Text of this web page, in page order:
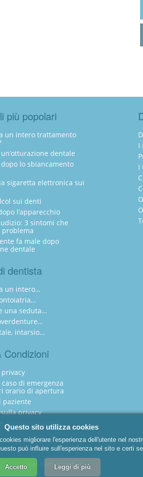
I
I
più popolari
un intero trattamento
dentale
lo sbiancamento
sigaretta elettronica sui
sui denti
l’apparecchio
3 sintomi che
fa male dopo
dentale
dentista
un intero…
una seduta…
intarsio…
Condizioni
di emergenza
orario di apertura
paziente
privacy
e appuntamento
Italian Dentist London
Questo sito utilizza cookies
migliorare l'esperienza dell'utente nel
può influire sull'esperienza nel sito e certi
Accetto Leggi di più